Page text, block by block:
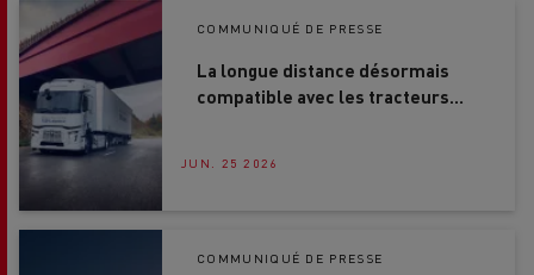
COMMUNIQUÉ DE PRESSE
La longue distance désormais
compatible avec les tracteurs
JUN. 25 2026
COMMUNIQUÉ DE PRESSE